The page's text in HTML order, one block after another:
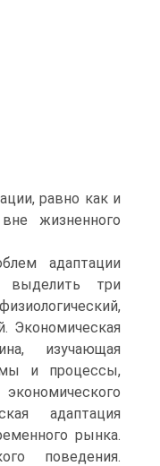
равно как и
жизненного
адаптации
выделить три
Экономическая
изучающая
и процессы,
адаптация
рынка.
поведения.